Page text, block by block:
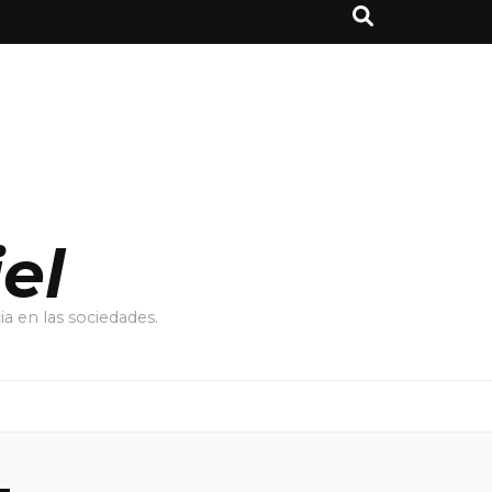
en las sociedades.